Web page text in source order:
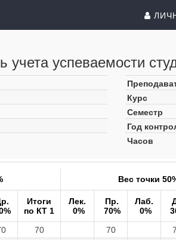
учета успеваемости
Курс
Семестр
Год
Часов
Вес точки
Итоги
по КТ 1
Лек.
0%
Пр.
70%
Лаб.
0%
70 70